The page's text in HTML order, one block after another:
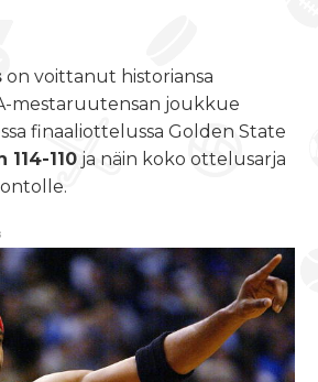
on voittanut historiansa
mestaruutensan joukkue
finaaliottelussa Golden State
114-110 ja näin koko ottelusarja